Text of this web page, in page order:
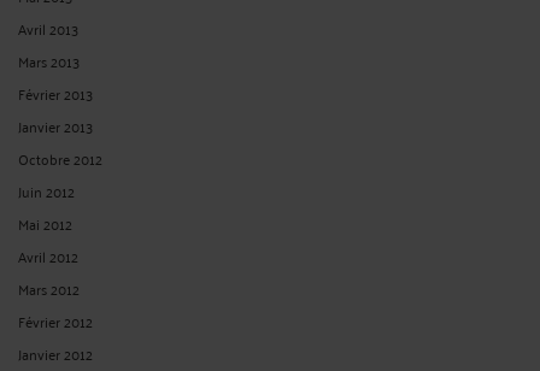
Avril 2013
Mars 2013
Février 2013
Janvier 2013
Octobre 2012
Juin 2012
Mai 2012
Avril 2012
Mars 2012
Février 2012
Janvier 2012